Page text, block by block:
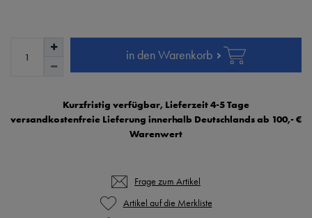
in den Warenkorb
Kurzfristig verfügbar, Lieferzeit 4-5 Tage
versandkostenfreie Lieferung innerhalb Deutschlands ab 100,- €
Warenwert
Frage zum Artikel